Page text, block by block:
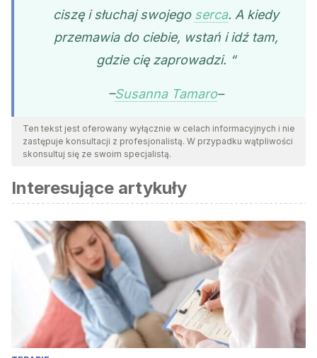
ciszę i słuchaj swojego serca. A kiedy
przemawia do ciebie, wstań i idź tam,
gdzie cię zaprowadzi. “
–Susanna Tamaro–
Ten tekst jest oferowany wyłącznie w celach informacyjnych i nie
zastępuje konsultacji z profesjonalistą. W przypadku wątpliwości
skonsultuj się ze swoim specjalistą.
Interesujące artykuły